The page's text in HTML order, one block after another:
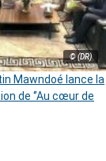
© (DR)
Mawndoé lance la
de ‘’Au cœur de